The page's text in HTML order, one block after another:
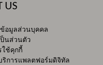
US
อมูลส่วนบุคคล
นส่วนตัว
ใช้คุกกี้
ริการแพลตฟอร์มดิจิทัล